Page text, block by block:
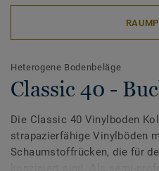
Heterogene Bodenbeläge
Classic 40 -
Die Classic 40 Vinylboden
strapazierfähige Vinylböden
Schaumstoffrücken, die für